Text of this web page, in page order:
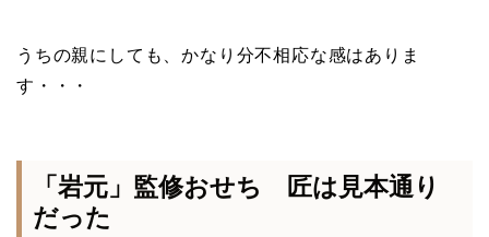
うちの親にしても、かなり分不相応な感はありま
す・・・
「岩元」監修おせち 匠は見本通り
だった